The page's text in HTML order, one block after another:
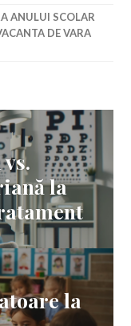
ANULUI SCOLAR
DE VARA
la
la